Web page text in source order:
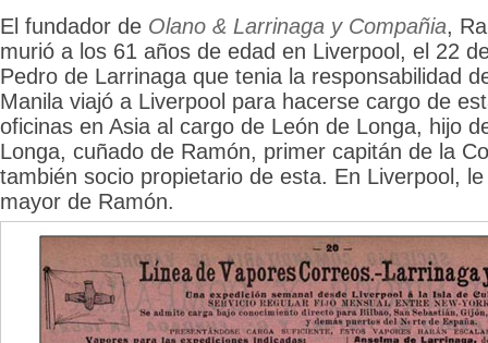
El fundador de Olano & Larrinaga y Compañia,
murió a los 61 años de edad en Liverpool, el 22
Pedro de Larrinaga que tenia la responsabilidad
Manila viajó a Liverpool para hacerse cargo de
oficinas en Asia al cargo de León de Longa, hijo
Longa, cuñado de Ramón, primer capitán de la
también socio propietario de esta. En Liverpool,
mayor de Ramón.